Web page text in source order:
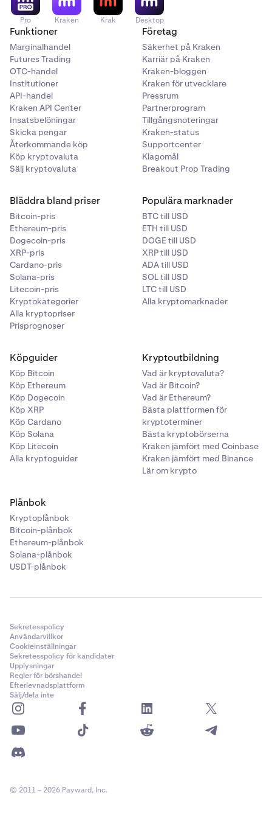
8 Slutför steget för tvåfaktorsautentisering (2FA).
9
Din privata nyckel kommer att visas på skärmen.
Skriv ner den och förvara den på ett säkert ställe. Du
kan också använda knappen Kopiera för att kopiera
den till ditt urklipp.
En nedräkningstimer visar hur länge den privata
10 Markera rutan
som bekräftar att du har skrivit ner
din privata nyckel. Klicka sedan påStäng.
Efter stängning kommer du att återgå till Kraksens
huvudsida. Plånbokssaldona kommer inte längre att
visas på ditt konto.
privata nyckel permanent tar bort åtkomst.
rutan
som bekräftar att du accepterar riskerna och
ansvaret för att säkra din privata nyckel.
Klicka sedan på
Visa nyckel och exportera plånbok.
8
Din privata nyckel kommer att visas på skärmen.
Skriv ner den och förvara den på ett säkert ställe. Du
kan också använda knappen Kopiera för att kopiera
den till ditt urklipp.
En nedräkningstimer visar hur länge den privata
nyckeln kommer att vara synlig (upp till 24 timmar).
som bekräftar att du har skrivit ner
4 Slutför 2FA-verifieringen.
Pro Kraken Krak Desktop
Funktioner
Marginalhandel
Futures Trading
OTC-handel
Institutioner
API-handel
Kraken API Center
Insatsbelöningar
Skicka pengar
Återkommande köp
Köp kryptovaluta
Sälj kryptovaluta
Företag
Säkerhet på Kraken
Karriär på Kraken
Kraken-bloggen
Kraken för utvecklare
Pressrum
Partnerprogram
Tillgångsnoteringar
Kraken-status
Supportcenter
Klagomål
Breakout Prop Trading
Bläddra bland priser
Bitcoin-pris
Ethereum-pris
Dogecoin-pris
XRP-pris
Cardano-pris
Solana-pris
Litecoin-pris
Kryptokategorier
Alla kryptopriser
Prisprognoser
Populära marknader
BTC till USD
ETH till USD
DOGE till USD
XRP till USD
ADA till USD
SOL till USD
LTC till USD
Alla kryptomarknader
Köpguider
Köp Bitcoin
Köp Ethereum
Köp Dogecoin
Köp XRP
Köp Cardano
Köp Solana
Köp Litecoin
Alla kryptoguider
Kryptoutbildning
Vad är kryptovaluta?
Vad är Bitcoin?
Vad är Ethereum?
Bästa plattformen för
kryptoterminer
Bästa kryptobörserna
Kraken jämfört med Coinbase
Kraken jämfört med Binance
Lär om krypto
Plånbok
Kryptoplånbok
Bitcoin-plånbok
Ethereum-plånbok
Solana-plånbok
USDT-plånbok
Sekretesspolicy
Användarvillkor
Cookieinställningar
Sekretesspolicy för kandidater
Upplysningar
Regler för börshandel
Efterlevnadsplattform
Sälj/dela inte
© 2011 – 2026 Payward, Inc.